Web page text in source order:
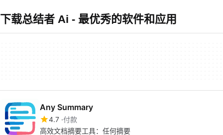
下载总结者 Ai - 最优秀的软件和应用
Any Summary
4.7 付款
高效文档摘要工具：任何摘要